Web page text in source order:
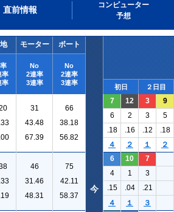
直前情報
コンピューター
予想
モーター ボート
率
率
No
2連率
3連率
No
2連率
3連率
初日 ２日目
31
43.48
67.39
66
38.18
56.82
7 12 3 9
6 2 3 5
.18
.16 .12 .18
４
２ １ ２
46
31.46
48.31
75
42.11
58.37
6 10 7
4 1 3
.15
.04 .21
４
１ ３
今